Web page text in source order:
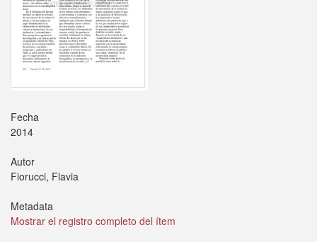
Fecha
2014
Autor
Fiorucci, Flavia
Metadata
Mostrar el registro completo del ítem